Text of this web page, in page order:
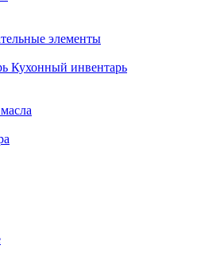
элементы
Кухонный инвентарь